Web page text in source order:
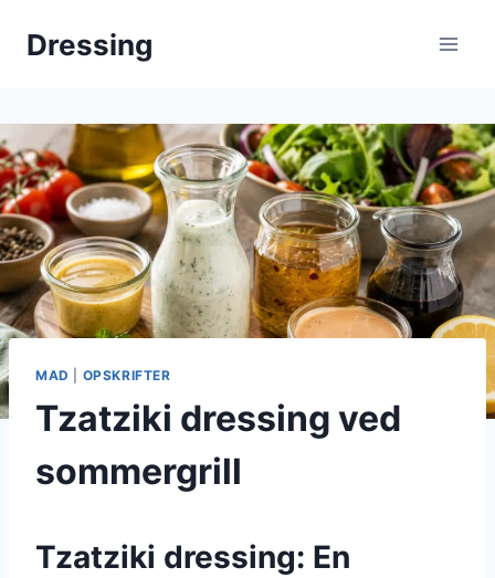
Dressing
MAD OPSKRIFTER
Tzatziki dressing ved
sommergrill
Tzatziki dressing: En